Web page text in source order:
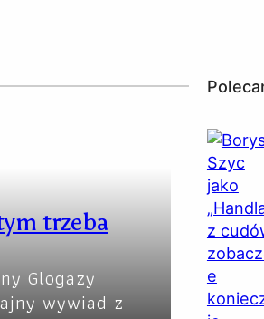
trzeba
Glogazy
wywiad z